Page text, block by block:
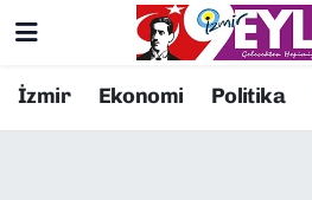
İzmir Ekonomi Politika
Resmi İlanlar
Konak Nöbetçi Eczaneler